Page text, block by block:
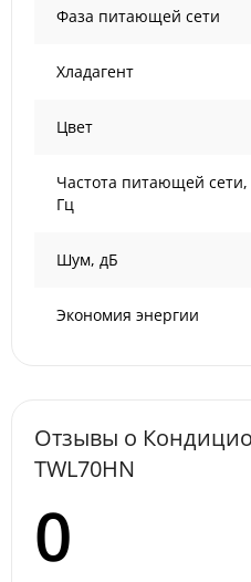
Фаза питающей сети
Хладагент
Цвет
Частота питающей сети,
Гц
Шум, дБ
Экономия энергии
Отзывы о
TWL70HN
0